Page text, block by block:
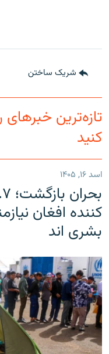
شریک ساختن
تازه‌ترین خبرهای
کنید
اسد ۱۶, ۱۴۰۵
کننده افغان
بشری اند